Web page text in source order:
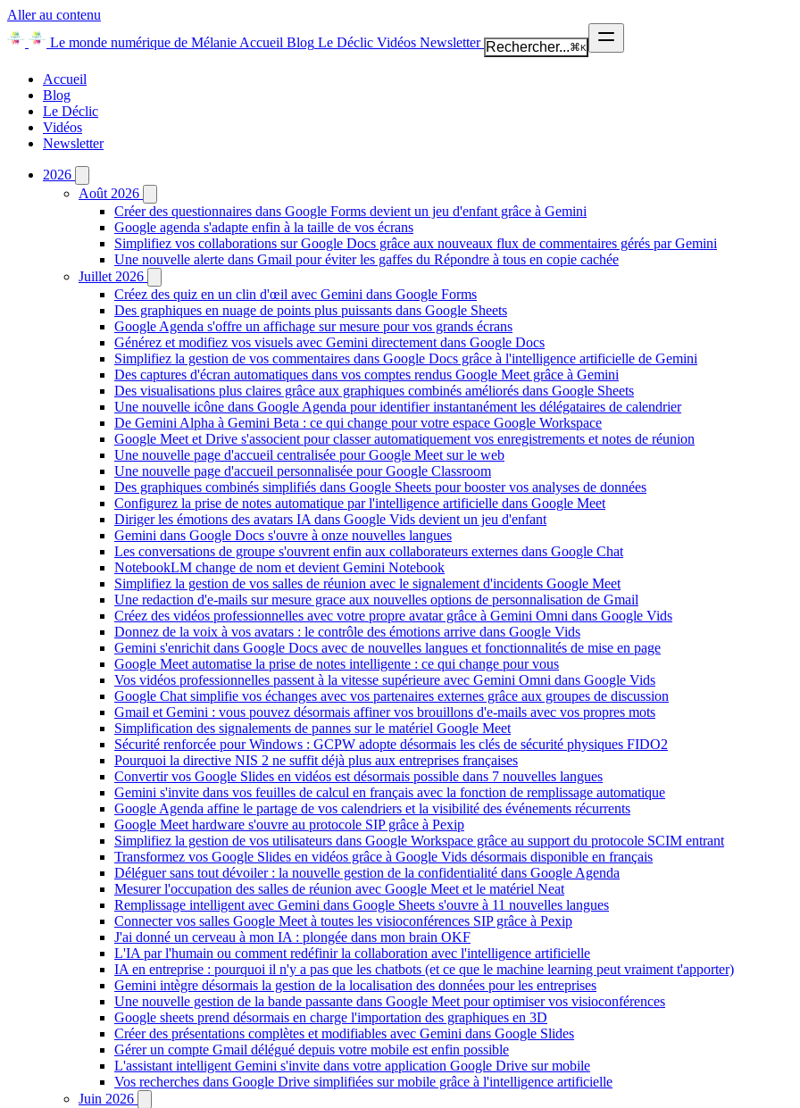
Aller au contenu
Le monde numérique de Mélanie Accueil Blog Le Déclic Vidéos Newsletter Rechercher...⌘K
Accueil
Blog
Le Déclic
Vidéos
Newsletter
2026
Août 2026
Créer des questionnaires dans Google Forms devient un jeu d'enfant grâce à Gemini
Google agenda s'adapte enfin à la taille de vos écrans
Simplifiez vos collaborations sur Google Docs grâce aux nouveaux flux de commentaires gérés par Gemini
Une nouvelle alerte dans Gmail pour éviter les gaffes du Répondre à tous en copie cachée
Juillet 2026
Créez des quiz en un clin d'œil avec Gemini dans Google Forms
Des graphiques en nuage de points plus puissants dans Google Sheets
Google Agenda s'offre un affichage sur mesure pour vos grands écrans
Générez et modifiez vos visuels avec Gemini directement dans Google Docs
Simplifiez la gestion de vos commentaires dans Google Docs grâce à l'intelligence artificielle de Gemini
Des captures d'écran automatiques dans vos comptes rendus Google Meet grâce à Gemini
Des visualisations plus claires grâce aux graphiques combinés améliorés dans Google Sheets
Une nouvelle icône dans Google Agenda pour identifier instantanément les délégataires de calendrier
De Gemini Alpha à Gemini Beta : ce qui change pour votre espace Google Workspace
Google Meet et Drive s'associent pour classer automatiquement vos enregistrements et notes de réunion
Une nouvelle page d'accueil centralisée pour Google Meet sur le web
Une nouvelle page d'accueil personnalisée pour Google Classroom
Des graphiques combinés simplifiés dans Google Sheets pour booster vos analyses de données
Configurez la prise de notes automatique par l'intelligence artificielle dans Google Meet
Diriger les émotions des avatars IA dans Google Vids devient un jeu d'enfant
Gemini dans Google Docs s'ouvre à onze nouvelles langues
Les conversations de groupe s'ouvrent enfin aux collaborateurs externes dans Google Chat
NotebookLM change de nom et devient Gemini Notebook
Simplifiez la gestion de vos salles de réunion avec le signalement d'incidents Google Meet
Une redaction d'e-mails sur mesure grace aux nouvelles options de personnalisation de Gmail
Créez des vidéos professionnelles avec votre propre avatar grâce à Gemini Omni dans Google Vids
Donnez de la voix à vos avatars : le contrôle des émotions arrive dans Google Vids
Gemini s'enrichit dans Google Docs avec de nouvelles langues et fonctionnalités de mise en page
Google Meet automatise la prise de notes intelligente : ce qui change pour vous
Vos vidéos professionnelles passent à la vitesse supérieure avec Gemini Omni dans Google Vids
Google Chat simplifie vos échanges avec vos partenaires externes grâce aux groupes de discussion
Gmail et Gemini : vous pouvez désormais affiner vos brouillons d'e-mails avec vos propres mots
Simplification des signalements de pannes sur le matériel Google Meet
Sécurité renforcée pour Windows : GCPW adopte désormais les clés de sécurité physiques FIDO2
Pourquoi la directive NIS 2 ne suffit déjà plus aux entreprises françaises
Convertir vos Google Slides en vidéos est désormais possible dans 7 nouvelles langues
Gemini s'invite dans vos feuilles de calcul en français avec la fonction de remplissage automatique
Google Agenda affine le partage de vos calendriers et la visibilité des événements récurrents
Google Meet hardware s'ouvre au protocole SIP grâce à Pexip
Simplifiez la gestion de vos utilisateurs dans Google Workspace grâce au support du protocole SCIM entrant
Transformez vos Google Slides en vidéos grâce à Google Vids désormais disponible en français
Déléguer sans tout dévoiler : la nouvelle gestion de la confidentialité dans Google Agenda
Mesurer l'occupation des salles de réunion avec Google Meet et le matériel Neat
Remplissage intelligent avec Gemini dans Google Sheets s'ouvre à 11 nouvelles langues
Connecter vos salles Google Meet à toutes les visioconférences SIP grâce à Pexip
J'ai donné un cerveau à mon IA : plongée dans mon brain OKF
L'IA par l'humain ou comment redéfinir la collaboration avec l'intelligence artificielle
IA en entreprise : pourquoi il n'y a pas que les chatbots (et ce que le machine learning peut vraiment t'apporter)
Gemini intègre désormais la gestion de la localisation des données pour les entreprises
Une nouvelle gestion de la bande passante dans Google Meet pour optimiser vos visioconférences
Google sheets prend désormais en charge l'importation des graphiques en 3D
Créer des présentations complètes et modifiables avec Gemini dans Google Slides
Gérer un compte Gmail délégué depuis votre mobile est enfin possible
L'assistant intelligent Gemini s'invite dans votre application Google Drive sur mobile
Vos recherches dans Google Drive simplifiées sur mobile grâce à l'intelligence artificielle
Juin 2026